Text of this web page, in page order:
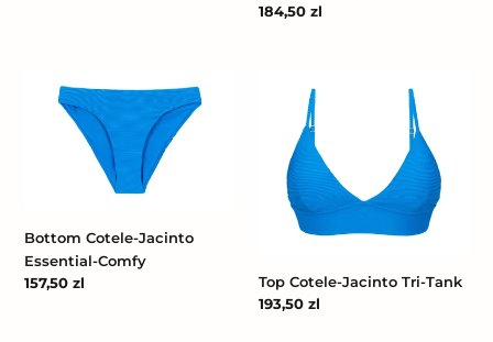
Cena
184,50 zl
Cotele-
Jacinto
Essential-
Bottom Cotele-Jacinto
Essential-Comfy
Cena
157,50 zl
Cotele-
Jacinto
Tank
Top Cotele-Jacinto Tri-Tank
Cena
193,50 zl